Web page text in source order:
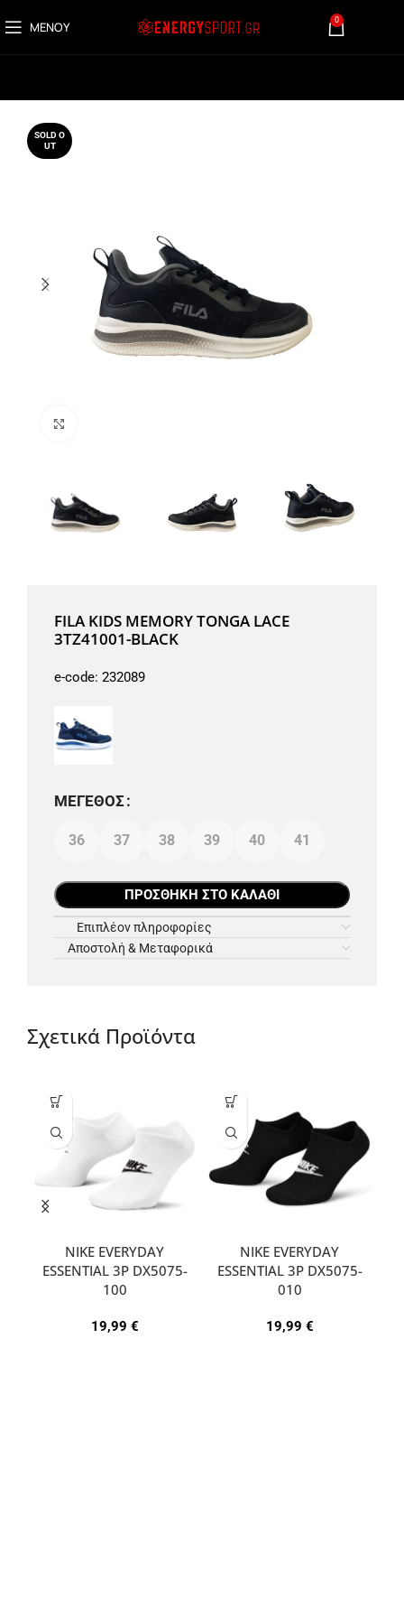
ΜΕΝΟΎ 0
SOLD O
UT
FILA KIDS MEMORY TONGA LACE
3TZ41001-BLACK
e-code: 232089
ΜΈΓΕΘΟΣ
36 37 38 39 40 41
ΠΡΟΣΘΉΚΗ ΣΤΟ ΚΑΛΆΘΙ
Επιπλέον πληροφορίες
Αποστολή & Μεταφορικά
Σχετικά Προϊόντα
NIKE EVERYDAY
ESSENTIAL 3P DX5075-
100
19,99 €
NIKE EVERYDAY
ESSENTIAL 3P DX5075-
010
19,99 €